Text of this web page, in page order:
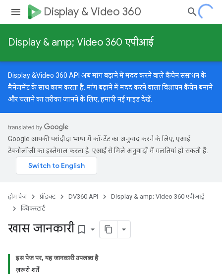
Display & Video 360
Display & amp; Video 360 एपीआई
Display &Video 360 API अब मांग बढ़ाने में मदद करने वाले कैंपेन संसाधन के
मैनेजमेंट के साथ काम करता है. मांग बढ़ाने में मदद करने वाला विज्ञापन कैंपेन बनाने
और चलाने का तरीका जानने के लिए, हमारीनई गाइडदेखें.
Google आपकी पसंदीदा भाषा में कॉन्टेंट का अनुवाद करने के लिए, एआई
टेक्नोलॉजी का इस्तेमाल करता है. एआई से मिले अनुवादों में गलतियां हो सकती हैं.
होम पेज प्रॉडक्ट DV360 API
Display & amp; Video 360 एपीआई
क्विकस्टार्ट
खास जानकारी bookmark_border
इस पेज पर, यह जानकारी उपलब्ध है
ज़रूरी शर्तें